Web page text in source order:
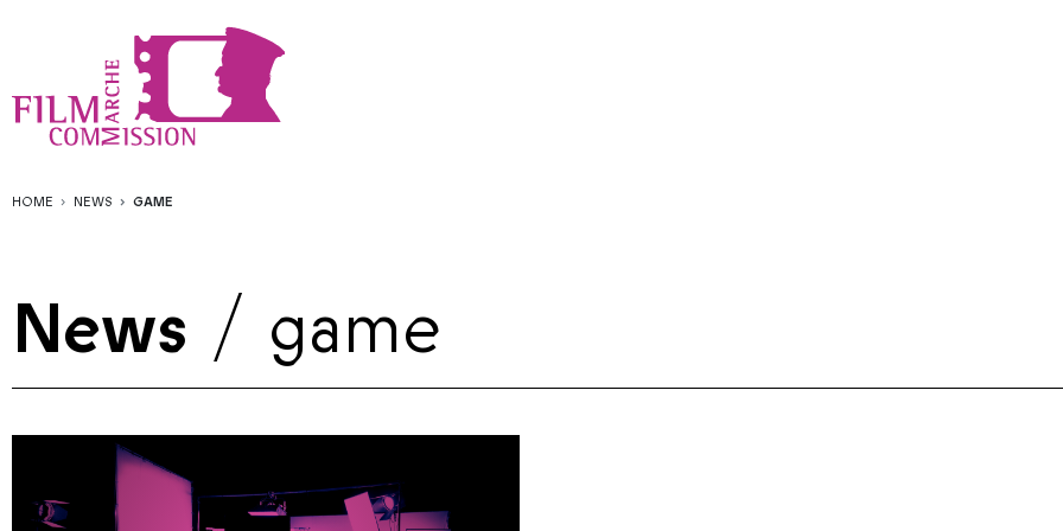
HOME NEWS GAME
News / game